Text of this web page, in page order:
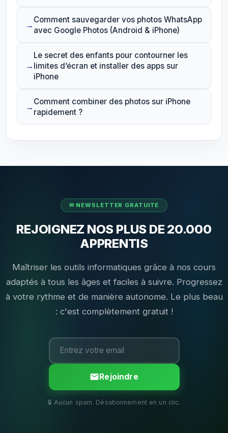
Comment sauvegarder vos photos WhatsApp
avec Google Photos (Android & iPhone)
Le secret des enfants pour contourner les
limites d’écran et installer des apps sur
iPhone
Comment combiner des photos sur iPhone
rapidement ?
REJOIGNEZ NOS PLUS DE 20.000
APPRENTIS
Maîtriser les outils informatiques grâce à nos cours
adaptés à tous les âges et faciles à suivre. Progressez
à votre rythme et de manière autonome. Le plus beau
: c'est complètement gratuit !
Rejoindre